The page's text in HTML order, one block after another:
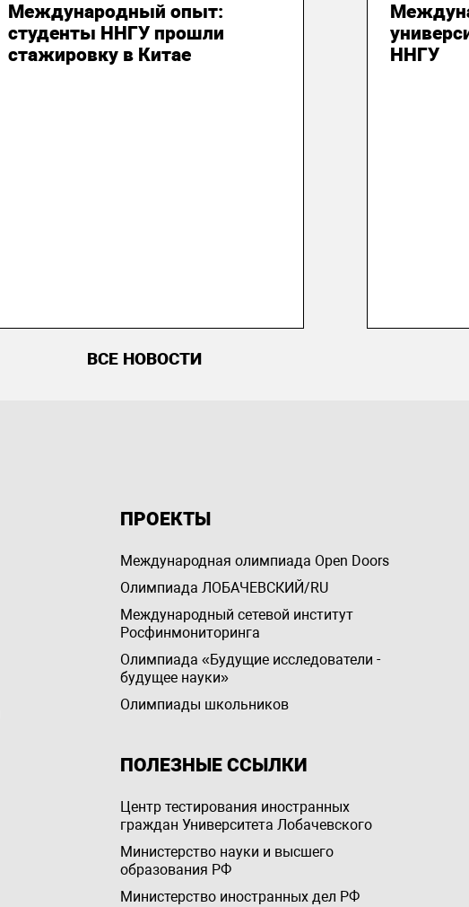
Международный опыт:
студенты ННГУ прошли
стажировку в Китае
ННГУ
ВСЕ НОВОСТИ
ПРОЕКТЫ
Международная олимпиада Open Doors
Олимпиада ЛОБАЧЕВСКИЙ/RU
Международный сетевой институт
Росфинмониторинга
Олимпиада «Будущие исследователи -
будущее науки»
Олимпиады школьников
ПОЛЕЗНЫЕ ССЫЛКИ
Центр тестирования иностранных
граждан Университета Лобачевского
Министерство науки и высшего
образования РФ
Министерство иностранных дел РФ